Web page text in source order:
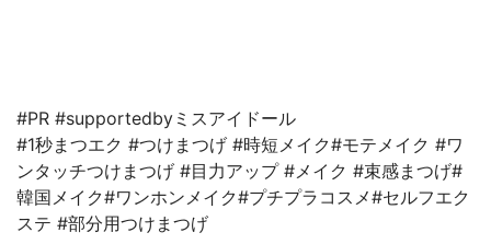
#PR #supportedbyミスアイドール
#1秒まつエク #つけまつげ #時短メイク#モテメイク #ワ
ンタッチつけまつげ #目力アップ #メイク #束感まつげ#
韓国メイク#ワンホンメイク#プチプラコスメ#セルフエク
ステ #部分用つけまつげ